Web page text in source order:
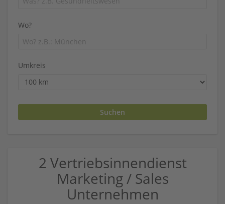
Wo?
Umkreis
2 Vertriebsinnendienst
Marketing / Sales
Unternehmen